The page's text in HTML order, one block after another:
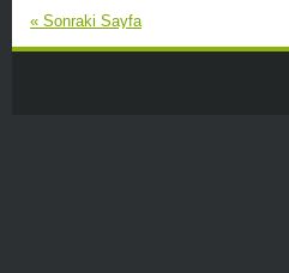
« Sonraki Sayfa